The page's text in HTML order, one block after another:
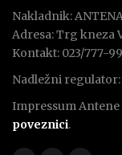
Nakladnik:
Adresa: Trg kneza
Kontakt: 023/777-
Nadležni
Impressum
poveznici.